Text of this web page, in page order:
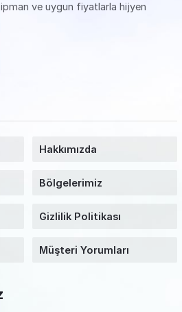
ve uygun fiyatlarla hijyen
Hakkımızda
Bölgelerimiz
Gizlilik Politikası
Müşteri Yorumları